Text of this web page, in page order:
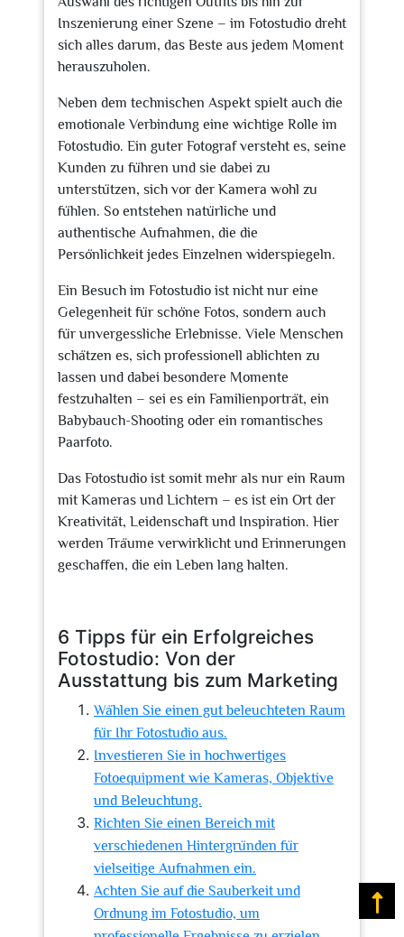
Inszenierung einer Szene – im Fotostudio dreht
sich alles darum, das Beste aus jedem Moment
herauszuholen.
Neben dem technischen Aspekt spielt auch die
emotionale Verbindung eine wichtige Rolle im
Fotostudio. Ein guter Fotograf versteht es, seine
Kunden zu führen und sie dabei zu
unterstützen, sich vor der Kamera wohl zu
fühlen. So entstehen natürliche und
authentische Aufnahmen, die die
Persönlichkeit jedes Einzelnen widerspiegeln.
Ein Besuch im Fotostudio ist nicht nur eine
Gelegenheit für schöne Fotos, sondern auch
für unvergessliche Erlebnisse. Viele Menschen
schätzen es, sich professionell ablichten zu
lassen und dabei besondere Momente
festzuhalten – sei es ein Familienporträt, ein
Babybauch-Shooting oder ein romantisches
Paarfoto.
Das Fotostudio ist somit mehr als nur ein Raum
mit Kameras und Lichtern – es ist ein Ort der
Kreativität, Leidenschaft und Inspiration. Hier
werden Träume verwirklicht und Erinnerungen
geschaffen, die ein Leben lang halten.
6 Tipps für ein Erfolgreiches
Fotostudio: Von der
Ausstattung bis zum Marketing
Wählen Sie einen gut beleuchteten Raum
für Ihr Fotostudio aus.
Investieren Sie in hochwertiges
Fotoequipment wie Kameras, Objektive
und Beleuchtung.
Richten Sie einen Bereich mit
verschiedenen Hintergründen für
vielseitige Aufnahmen ein.
Achten Sie auf die Sauberkeit und
Ordnung im Fotostudio, um